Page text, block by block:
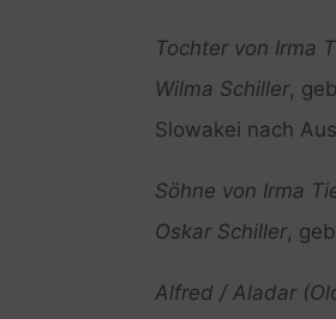
Tochter von Irma
Wilma Schiller,
Slowakei nach
Söhne von Irma
Oskar Schiller,
Alfred / Aladar